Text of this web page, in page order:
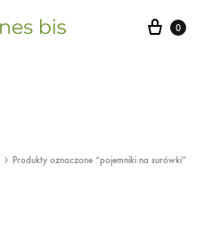
Cart
0
Produkty oznaczone “pojemniki na surówki”